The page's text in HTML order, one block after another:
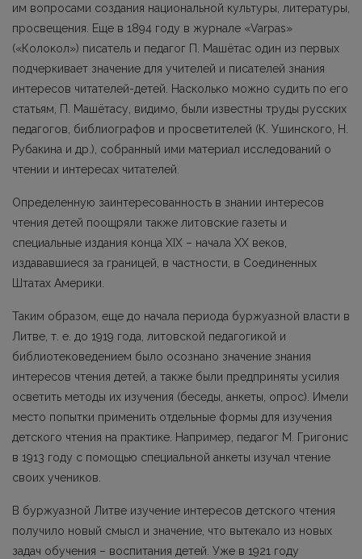
им вопросами создания национальной культуры, литературы,
просвещения. Еще в 1894 году в журнале «Varpas»
(«Колокол») писатель и педагог П. Машётас один из первых
подчеркивает значение для учителей и писателей знания
интересов читателей-детей. Насколько можно судить по его
статьям, П. Машётасу, видимо, были известны труды русских
педагогов, библиографов и просветителей (К. Ушинского, Н.
Рубакина и др.), собранный ими материал исследований о
чтении и интересах читателей.
Определенную заинтересованность в знании интересов
чтения детей поощряли также литовские газеты и
специальные издания конца XIX – начала ХХ веков,
издававшиеся за границей, в частности, в Соединенных
Штатах Америки.
Таким образом, еще до начала периода буржуазной власти в
Литве, т. е. до 1919 года, литовской педагогикой и
библиотековедением было осознано значение знания
интересов чтения детей, а также были предприняты усилия
осветить методы их изучения (беседы, анкеты, опрос). Имели
место попытки применить отдельные формы для изучения
детского чтения на практике. Например, педагог М. Григонис
в 1913 году с помощью специальной анкеты изучал чтение
своих учеников.
В буржуазной Литве изучение интересов детского чтения
получило новый смысл и значение, что вытекало из новых
задач обучения – воспитания детей. Уже в 1921 году